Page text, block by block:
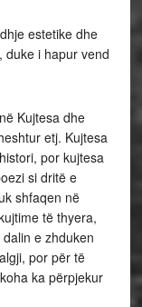
estetike dhe
duke i hapur vend
Kujtesa dhe
etj. Kujtesa
por kujtesa
si dritë e
shfaqen në
të thyera,
e zhduken
por për të
ka përpjekur